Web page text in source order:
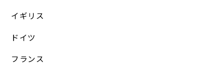
イギリス
ドイツ
フランス